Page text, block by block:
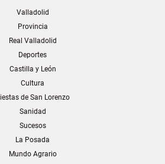
Valladolid
Provincia
Real Valladolid
Deportes
Castilla y León
Cultura
de San Lorenzo
Sanidad
Sucesos
La Posada
Mundo Agrario